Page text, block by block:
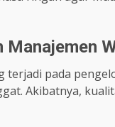
Manajemen
pada
Akibatnya,